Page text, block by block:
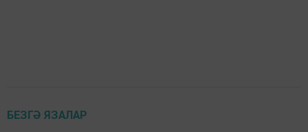
БЕЗГӘ ЯЗАЛАР